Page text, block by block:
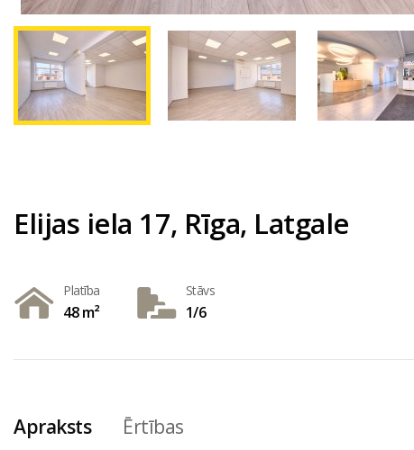
Elijas iela 17, Rīga, Latgale
Platība
48 m²
Stāvs
1/6
Apraksts Ērtības